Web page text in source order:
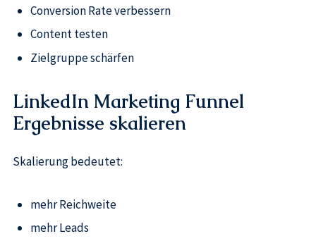
Conversion Rate verbessern
Content testen
Zielgruppe schärfen
LinkedIn Marketing Funnel
Ergebnisse skalieren
Skalierung bedeutet:
mehr Reichweite
mehr Leads